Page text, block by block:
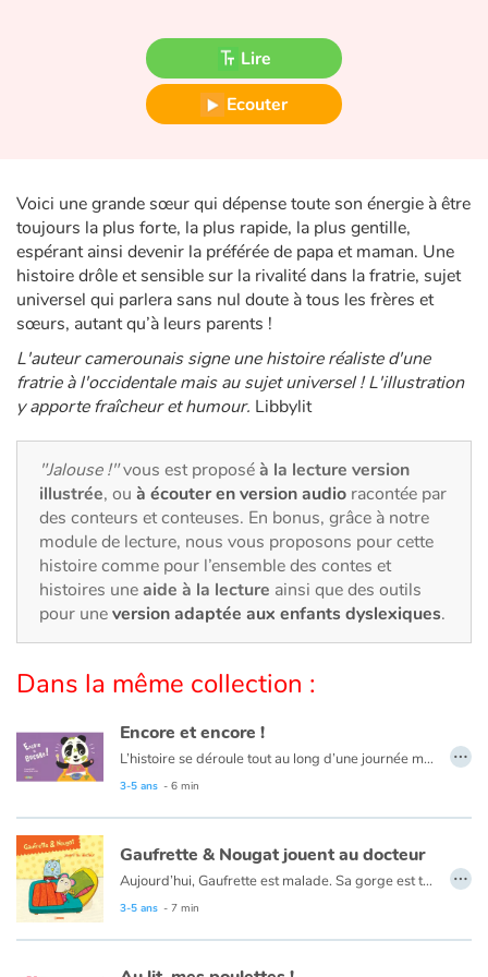
Princesses et princes, rois, reines et dragons
Ogres, monstres et sorcières
Écologie, nature, saisons
Les animaux
Voyage, épopée, enquête, aventure
Autour du monde
Apprentissage
Art, espace, activité
Documentaires
En famille
Fêtes et évènements
Amour et amitié
Sujets de société
Émotions et sentiments
Lire
Ecouter
Voici une grande sœur qui dépense toute son énergie à être
toujours la plus forte, la plus rapide, la plus gentille,
espérant ainsi devenir la préférée de papa et maman. Une
histoire drôle et sensible sur la rivalité dans la fratrie, sujet
universel qui parlera sans nul doute à tous les frères et
sœurs, autant qu’à leurs parents !
L'auteur camerounais signe une histoire réaliste d'une
fratrie à l'occidentale mais au sujet universel ! L'illustration
y apporte fraîcheur et humour. Libbylit
"Jalouse !"vous est proposéà la lecture version
illustrée, ou à écouter en version audio racontée par
des conteurs et conteuses. En bonus, grâce à notre
module de lecture, nous vous proposons pour cette
histoire comme pour l’ensemble des contes et
histoires uneaide à la lecture ainsi que des outils
pour uneversion adaptée aux enfants dyslexiques.
Dans la même collection :
Encore et encore !
L’histoire se déroule tout au long d’une journée mettant en scène le quotidien de Lou, un bébé bien entouré par des parents très bienveillants.
Un album tout craquant sur les rituels de la journée !
À vos
3-5 ans - 6 min
…
Gaufrette & Nougat jouent au docteur
Aujourd’hui, Gaufrette est malade. Sa gorge est toute rouge, elle a de la fièvre. Nougat voudrait bien goûter aux médicaments qui ressemblent à des bonbons, ou au thermomètre qu’il prend pour une sucette. Mais la souris lui fait remarquer malicieusement que lui n’y a pas droit… car il n’est pas malade !
3-5 ans - 7 min
…